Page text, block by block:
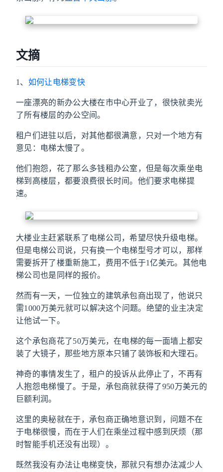
文摘
1、 如何让电梯变快
一座漂亮的新办公大楼在市中心开业了，很快就卖光
了所有楼层的办公空间。
租户们进驻以后，对其他都很满意，只对一个地方有
意见：电梯太慢了。
他们抱怨，花了那么多钱租办公室，但是每次乘坐电
梯到高楼层，都要浪费很长时间。他们要求电梯提
速。
大楼业主赶紧联系了电梯公司，希望尽快升级电梯。
但是电梯公司说，只有换一个电梯型号才可以，那样
需要拆开了楼重新施工，费用不低于1亿美元。其他电
梯公司也是同样的报价。
然而有一天，一位独立的建筑承包商出现了，他说只
需1000万美元就可以解决这个问题。绝望的业主决定
让他试一下。
这个承包商花了50万美元，在电梯的每一面墙上都安
装了大镜子，那些地方原本只铺了装饰板和大理石。
神奇的事情发生了，租户的投诉从此停止了，不再有
人抱怨电梯慢了。于是，承包商就获得了950万美元的
巨额利润。
这里的奥秘就在于，承包商正确地意识到，问题不在
于电梯很慢，而在于人们在乘坐过程中感到厌烦（那
时智能手机还没有出现）。
既然我没有办法让电梯变快，那就只有想办法减少人